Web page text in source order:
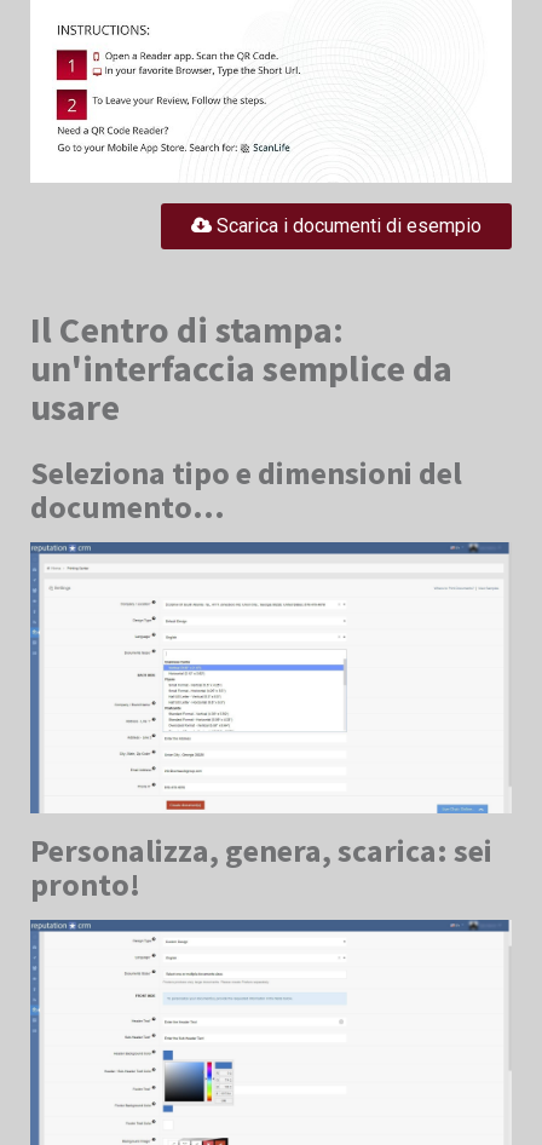
Scarica i documenti di esempio
Il Centro di stampa:
un'interfaccia semplice da
usare
Seleziona tipo e dimensioni del
documento...
Personalizza, genera, scarica: sei
pronto!